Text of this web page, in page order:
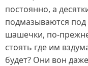
постоянно, а
подмазываются
шашечки,
стоять где им
будет? Они вон